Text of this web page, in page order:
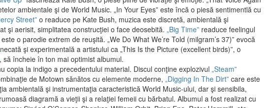
ambientale şi de World Music. „In Your Eyes” este încă o piesă sentimentlă cu
Street”o readuce pe Kate Bush, muzica este discretă, ambientală şi
şi aerisit, simplitatea construcţiei o face deosebită. „Big Time” readuce feelingul
o parodie extrem de reuşită. „We Do What We’re Told (milgram’s 37)” evocă
şi experimentală a artistului ca „This Is the Picture (excellent birds)”, o
, să încheie în ton mai optimist albumul.
copia la indigo a precedentului material. Discul conţine explozivul „Steam”
de Motown sănătos cu elemente moderne, „Digging In The Dirt” care este
ambientală şi instrumentaţia caracteristică World Music-ului, dar şi sensibila,
diagramă a vieţii şi a relaţiei femeii cu bărbatul. Albumul a fost realizat cu